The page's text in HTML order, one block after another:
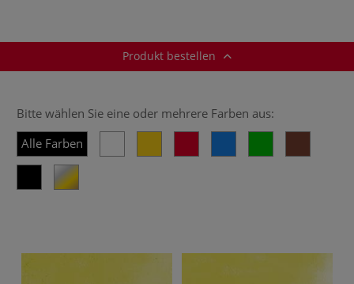
Produkt bestellen
Bitte wählen Sie eine oder mehrere Farben aus:
Alle Farben